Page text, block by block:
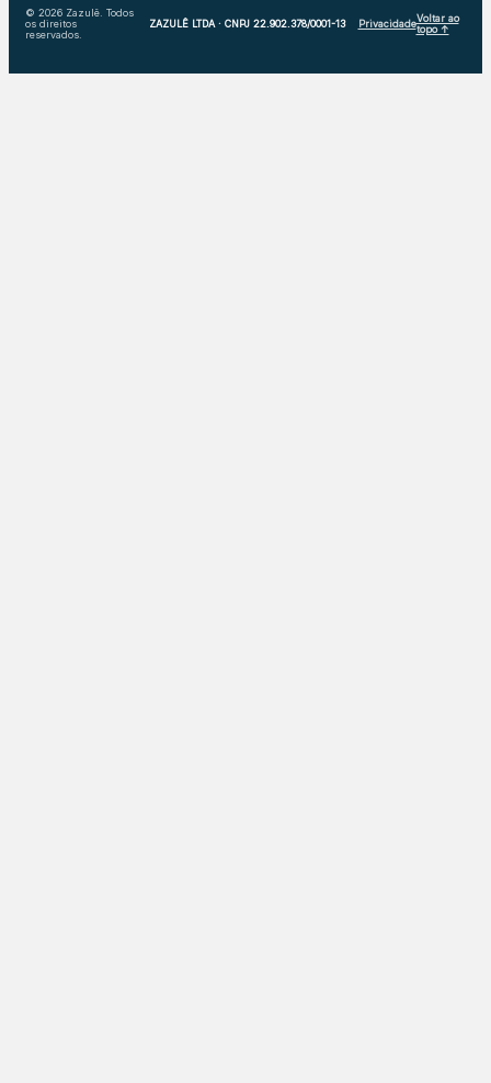
© 2026 Zazulê. Todos
os direitos
reservados.
ZAZULÊ LTDA · CNPJ 22.902.378/0001-13 PrivacidadeVoltar ao
topo ↑